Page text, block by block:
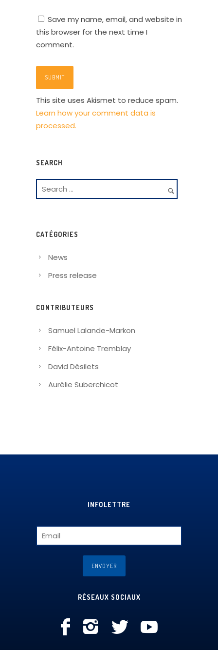
Save my name, email, and website in
this browser for the next time I
comment.
This site uses Akismet to reduce spam.
Learn how your comment data is
processed.
SEARCH
CATÉGORIES
News
Press release
CONTRIBUTEURS
Samuel Lalande-Markon
Félix-Antoine Tremblay
David Désilets
Aurélie Suberchicot
INFOLETTRE
RÉSEAUX SOCIAUX